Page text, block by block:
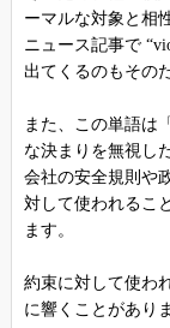
ーマルな対象と相
ニュース記事で
出てくるのもその
また、この単語は
な決まりを無視し
会社の安全規則や
対して使われるこ
ます。
約束に対して使わ
に響くことがあり